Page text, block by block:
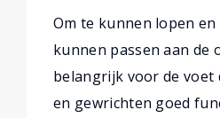
Om te kunnen lopen en
kunnen passen aan de
belangrijk voor de voet
en gewrichten goed